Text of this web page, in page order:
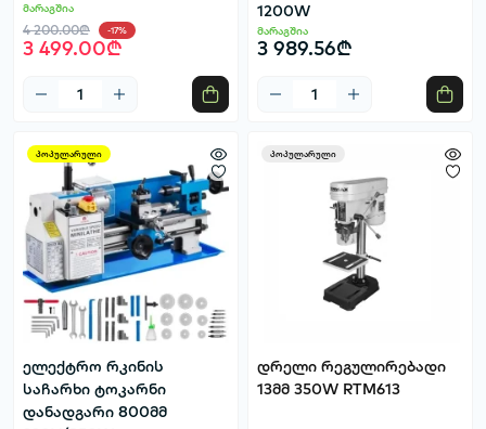
მარაგშია
4 200.00₾ -17%
3 499.00₾
1200W
მარაგშია
3 989.56₾
პოპულარული
ელექტრო რკინის
საჩარხი ტოკარნი
დანადგარი 800მმ
პოპულარული
დრელი რეგულირებადი
13მმ 350W RTM613